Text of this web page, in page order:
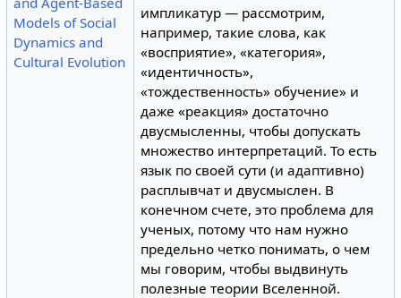
Models of Social
Dynamics and
Cultural Evolution
импликатур — рассмотрим,
например, такие слова, как
«восприятие», «категория»,
«идентичность»,
«тождественность» обучение» и
даже «реакция» достаточно
двусмысленны, чтобы допускать
множество интерпретаций. То есть
язык по своей сути (и адаптивно)
расплывчат и двусмыслен. В
конечном счете, это проблема для
ученых, потому что нам нужно
предельно четко понимать, о чем
мы говорим, чтобы выдвинуть
полезные теории Вселенной.